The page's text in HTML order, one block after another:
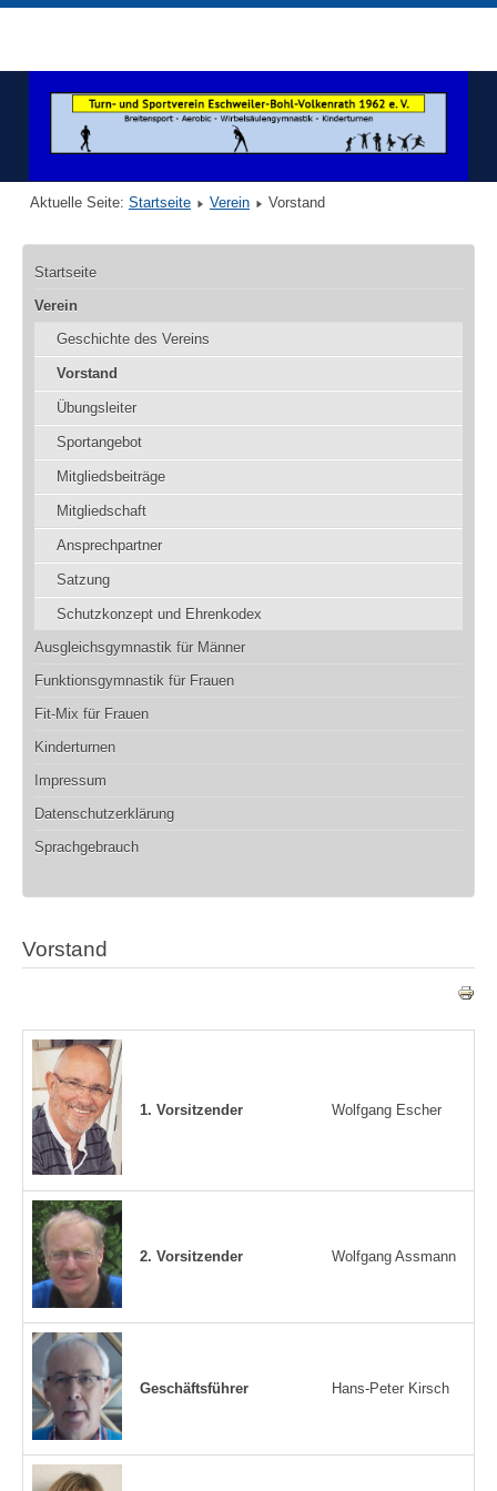
Aktuelle Seite: Startseite Verein Vorstand
Startseite
Verein
Geschichte des Vereins
Vorstand
Übungsleiter
Sportangebot
Mitgliedsbeiträge
Mitgliedschaft
Ansprechpartner
Satzung
Schutzkonzept und Ehrenkodex
Ausgleichsgymnastik für Männer
Funktionsgymnastik für Frauen
Fit-Mix für Frauen
Kinderturnen
Impressum
Datenschutzerklärung
Sprachgebrauch
Vorstand
1. Vorsitzender Wolfgang Escher
2. Vorsitzender Wolfgang Assmann
Geschäftsführer Hans-Peter Kirsch